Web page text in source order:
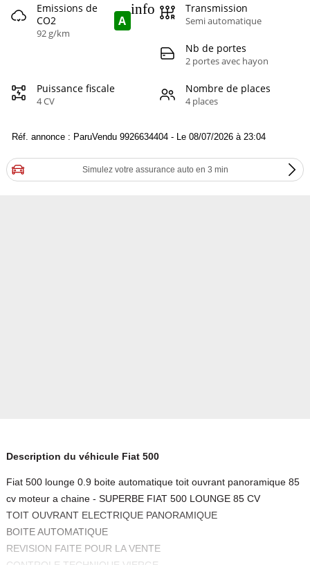
Emissions de
CO2
92 g/km
A
info Transmission
Semi automatique
Nb de portes
2 portes avec hayon
Puissance fiscale
4 CV
Nombre de places
4 places
Réf. annonce : ParuVendu 9926634404 - Le 08/07/2026 à 23:04
Simulez votre assurance auto en 3 min
Description du véhicule Fiat 500
Fiat 500 lounge 0.9 boite automatique toit ouvrant panoramique 85
cv moteur a chaine - SUPERBE FIAT 500 LOUNGE 85 CV
TOIT OUVRANT ELECTRIQUE PANORAMIQUE
BOITE AUTOMATIQUE
REVISION FAITE POUR LA VENTE